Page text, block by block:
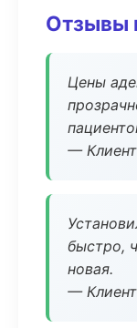
Отзывы
Цены
—
быстро,
новая.
—